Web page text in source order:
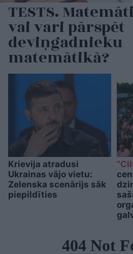
TESTS.
vai vari pārspēt
deviņgadnieku
matemātikā?
Krievija atradusi
Ukrainas vājo vietu:
Zelenska scenārijs sāk
piepildīties